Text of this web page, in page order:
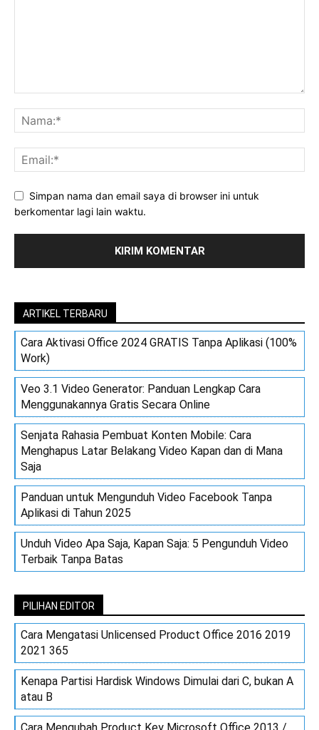
Simpan nama dan email saya di browser ini untuk
berkomentar lagi lain waktu.
ARTIKEL TERBARU
Cara Aktivasi Office 2024 GRATIS Tanpa Aplikasi (100%
Work)
Veo 3.1 Video Generator: Panduan Lengkap Cara
Menggunakannya Gratis Secara Online
Senjata Rahasia Pembuat Konten Mobile: Cara
Menghapus Latar Belakang Video Kapan dan di Mana
Saja
Panduan untuk Mengunduh Video Facebook Tanpa
Aplikasi di Tahun 2025
Unduh Video Apa Saja, Kapan Saja: 5 Pengunduh Video
Terbaik Tanpa Batas
PILIHAN EDITOR
Cara Mengatasi Unlicensed Product Office 2016 2019
2021 365
Kenapa Partisi Hardisk Windows Dimulai dari C, bukan A
atau B